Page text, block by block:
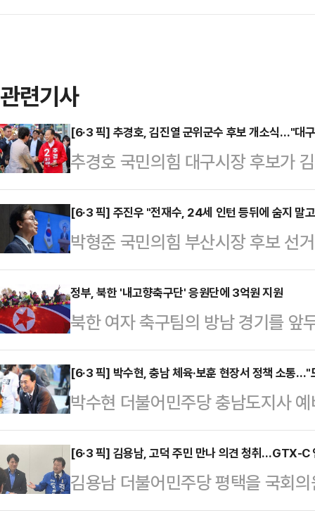
관련기사
[6·3 픽] 추경호, 김진열 군위군수 후보 개소식…"대
추경호 국민의힘 대구시장 후보가
에 참석해 지지를 호소했다.추경호
소 개소식 축사에서 군위군의 발전
도시철도 등 각종 인프라가 이전해
으로 기회의 땅"이라고 말했다.이
대구시장인 내가 있겠다"며 "평생
을 책임지겠다"고 밝혔다.추 후보
그는 "행정과 국회 권…
[6·3 픽] 주진우 "전재수, 24세 인턴 등뒤에 숨지 말
박형준 국민의힘 부산시장 후보 선
의원이 통일교 금품수수 의혹과 관
(PC)를 파손·폐기한 전재수 더불
보좌진들이 기소된 것에 대해 "전
넘기지 마라"고 질타했다.주진우
24세 청년 인턴의 등 뒤에 숨어 책
다"고 비판했다.먼저 그는 "전 후보
회부됐고 어제 그 내용이…
정부, 북한 '내고향축구단' 응원단에 3억원 지원
북한 여자 축구팀의 방남 경기를 앞
남북협력기금을 지원하기로 했다.
정부서울청사에서 기자들과 만나 “
한다는 점을 고려해 민간 응원단에
다.앞서 통일부는 지난 11일 남북
억 원 규모의 응원 비용 지원안을
도구 마련 등 실질적인 응원 활동비
민족화해협력범국민협의회(…
[6·3 픽] 박수현, 충남 체육·보훈 현장서 정책 소통…"
박수현 더불어민주당 충남도지사
를 잇달아 만나 현장 행보를 넓히며
후 천안에서 열린 체육계 정책 간담
태계의 정확한 진단을 위해 엘리트
장의 실태가 정확히 파악돼야 예산
[6·3 픽] 김용남, 고덕 주민 만나 의견 청취…GTX-C
김용남 더불어민주당 평택을 국회
연합회 관계자들과 만나 다양한 현